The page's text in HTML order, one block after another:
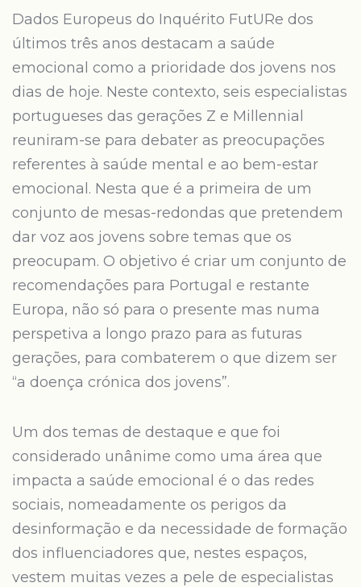
Dados Europeus do Inquérito FutURe dos
últimos três anos destacam a saúde
emocional como a prioridade dos jovens nos
dias de hoje. Neste contexto, seis especialistas
portugueses das gerações Z e Millennial
reuniram-se para debater as preocupações
referentes à saúde mental e ao bem-estar
emocional. Nesta que é a primeira de um
conjunto de mesas-redondas que pretendem
dar voz aos jovens sobre temas que os
preocupam. O objetivo é criar um conjunto de
recomendações para Portugal e restante
Europa, não só para o presente mas numa
perspetiva a longo prazo para as futuras
gerações, para combaterem o que dizem ser
“a doença crónica dos jovens”.
Um dos temas de destaque e que foi
considerado unânime como uma área que
impacta a saúde emocional é o das redes
sociais, nomeadamente os perigos da
desinformação e da necessidade de formação
dos influenciadores que, nestes espaços,
vestem muitas vezes a pele de especialistas